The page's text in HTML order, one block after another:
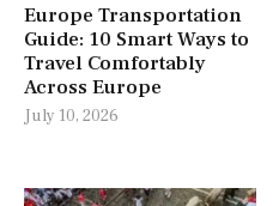
Europe Transportation
Guide: 10 Smart Ways to
Travel Comfortably
Across Europe
July 10, 2026